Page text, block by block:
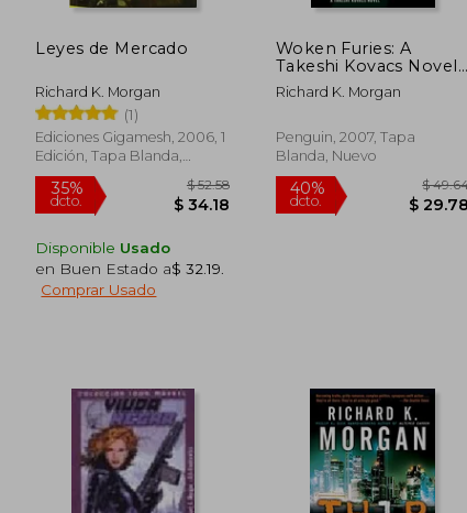
$ 53.24
Leyes de Mercado
Richard K. Morgan
(1)
Ediciones Gigamesh, 2006, 1
Edición, Tapa Blanda,
Nuevo
Disponible Usado
en Buen Estado a$ 32.19
Comprar Usado
Woken Furies: A
Takeshi Kovacs Novel
(en Inglés)
Richard K. Morgan
Penguin, 2007, Tapa
Blanda, Nuevo